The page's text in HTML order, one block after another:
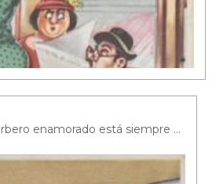
Postal n° 11: Un barbero enamorado está siempre en un friz a su cliente más preciado de cortarle la nariz